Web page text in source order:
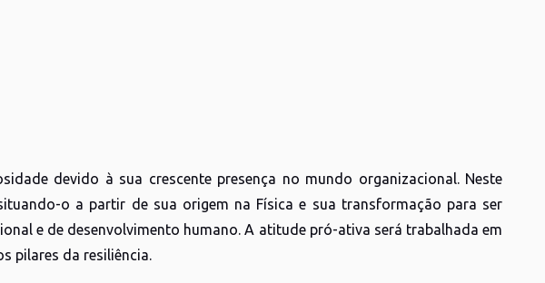
devido à sua crescente presença no mundo organizacional. Neste
o a partir de sua origem na Física e sua transformação para ser
e de desenvolvimento humano. A atitude pró-ativa será trabalhada em
pilares da resiliência.